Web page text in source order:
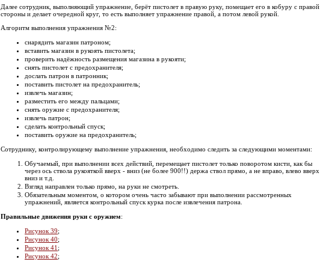
Далее сотрудник, выполняющий упражнение, берёт пистолет в правую руку, помещает его в кобуру с правой
стороны и делает очередной круг, то есть выполняет упражнение правой, а потом левой рукой.
Алгоритм выполнения упражнения №2:
снарядить магазин патроном;
вставить магазин в рукоять пистолета;
проверить надёжность размещения магазина в рукояти;
снять пистолет с предохранителя;
дослать патрон в патронник;
поставить пистолет на предохранитель;
извлечь магазин;
разместить его между пальцами;
снять оружие с предохранителя;
извлечь патрон;
сделать контрольный спуск;
поставить оружие на предохранитель;
Сотруднику, контролирующему выполнение упражнения, необходимо следить за следующими моментами:
Обучаемый, при выполнении всех действий, перемещает пистолет только поворотом кисти, как бы
через ось ствола рукояткой вверх - вниз (не более 900!!) держа ствол прямо, а не вправо, влево вверх
вниз и т.д.
Взгляд направлен только прямо, на руки не смотреть.
Обязательным моментом, о котором очень часто забывают при выполнении рассмотренных
упражнений, является контрольный спуск курка после извлечения патрона.
Правильные движения руки с оружием:
Рисунок 39;
Рисунок 40;
Рисунок 41 ;
Рисунок 42;